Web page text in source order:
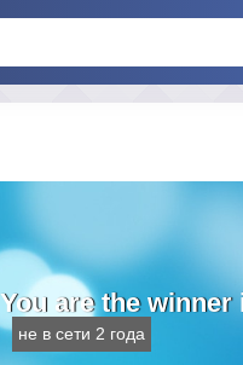
You are the
не в сети 2 года